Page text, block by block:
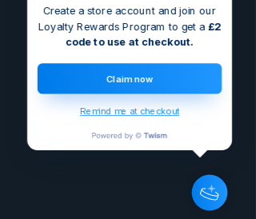
Create a store account and join our
Loyalty Rewards Program to get a £2
code to use at checkout.
Claim now
Remind me at checkout